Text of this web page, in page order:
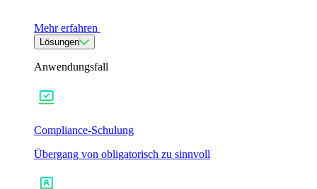
Mehr erfahren
Lösungen
Anwendungsfall
Compliance-Schulung
Übergang von obligatorisch zu sinnvoll